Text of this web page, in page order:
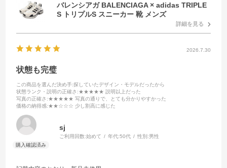
バレンシアガ BALENCIAGA × adidas TRIPLE
S トリプルS スニーカー 靴 メンズ
詳細を見る
2026.7.30
状態も完璧
この商品を選んだ決め手:探していたデザイン・モデルだったから
状態ランク・説明の正確さ :★★★★★ 説明以上だった
写真の正確さ :★★★★★ 写真の通りで、とても分かりやすかった
価格の納得感:★★☆☆☆ 少し割高に感じた
sj
ご利用回数:始めて 年代:50代 性別:男性